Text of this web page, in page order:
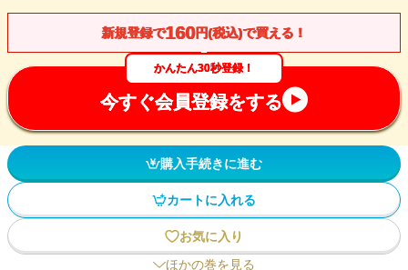
新規登録で160円(税込)で買える！
かんたん30秒登録！
今すぐ会員登録をする
購入手続きに進む
カートに入れる
お気に入り
ほかの巻を見る